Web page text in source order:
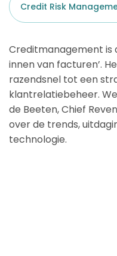
Credit Risk
Creditmanagement is
innen van facturen’.
razendsnel tot een
klantrelatiebeheer.
de Beeten, Chief
over de trends,
technologie.